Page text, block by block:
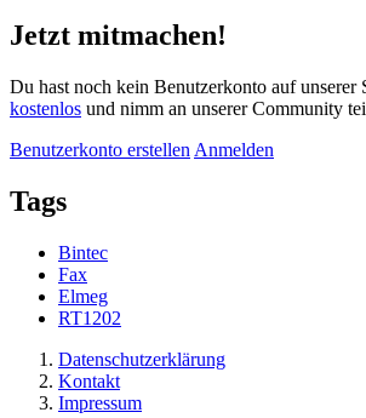
Jetzt mitmachen!
Du hast noch kein Benutzerkonto auf unserer
kostenlos und nimm an unserer Community
Benutzerkonto erstellen Anmelden
Tags
Bintec
Fax
Elmeg
RT1202
Datenschutzerklärung
Kontakt
Impressum